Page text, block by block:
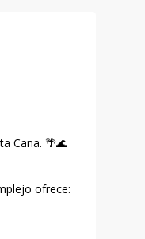
Cana. 🌴🌊
ofrece: